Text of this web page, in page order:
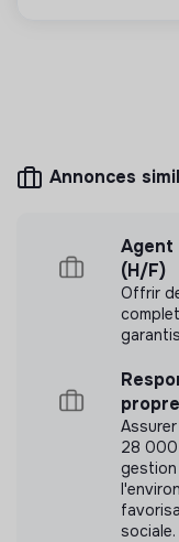
approche n'a
Labels et
Cette structure
communiquer
pu obtenir.
Annonces
Agent
(H/F)
Offrir
28 000
gestion
sociale.